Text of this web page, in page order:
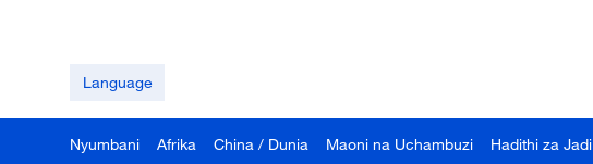
Language
Nyumbani Afrika China / Dunia Maoni na Uchambuzi Hadithi za Jadi